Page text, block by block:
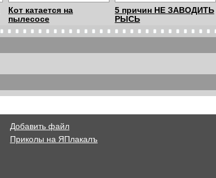
Кот катается на
пылесосе
5 причин НЕ ЗАВОДИТЬ
РЫСЬ
01:53
Enjoykin - Котщик
00:38
Веселый енот играет с
Добавить файл
Приколы на ЯПлакалъ